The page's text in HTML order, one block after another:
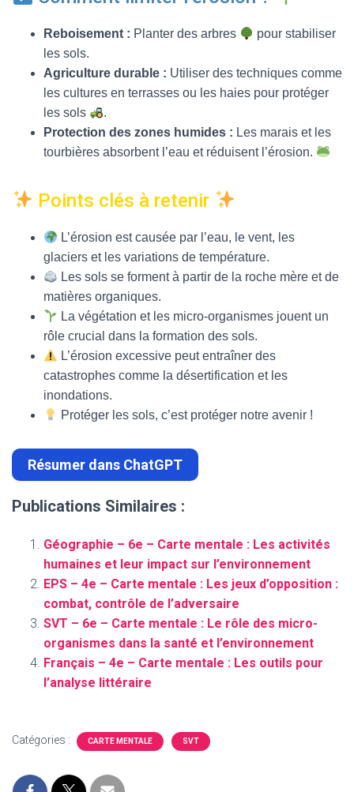
Reboisement : Planter des arbres
pour stabiliser
les sols.
Agriculture durable : Utiliser des techniques comme
les cultures en terrasses ou les haies pour protéger
les sols
.
Protection des zones humides : Les marais et les
tourbières absorbent l’eau et réduisent l’érosion.
Points clés à retenir
L’érosion est causée par l’eau, le vent, les
glaciers et les variations de température.
Les sols se forment à partir de la roche mère et de
matières organiques.
La végétation et les micro-organismes jouent un
rôle crucial dans la formation des sols.
L’érosion excessive peut entraîner des
catastrophes comme la désertification et les
inondations.
Protéger les sols, c’est protéger notre avenir !
Résumer dans ChatGPT
Publications Similaires :
Géographie – 6e – Carte mentale : Les activités
humaines et leur impact sur l’environnement
EPS – 4e – Carte mentale : Les jeux d’opposition :
combat, contrôle de l’adversaire
SVT – 6e – Carte mentale : Le rôle des micro-
organismes dans la santé et l’environnement
Français – 4e – Carte mentale : Les outils pour
l’analyse littéraire
Catégories : CARTE MENTALE SVT